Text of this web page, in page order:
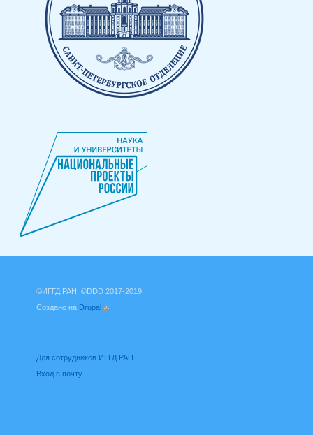
©ИГГД РАН, ©DDD 2017-2019
Создано на Drupal
Для сотрудников ИГГД РАН
Вход в почту